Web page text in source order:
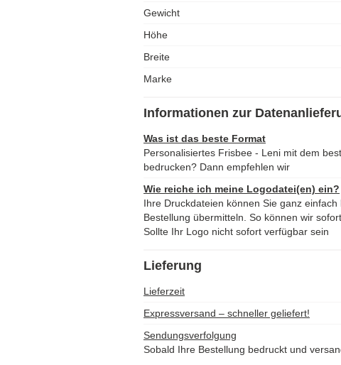
Gewicht
Höhe
Breite
Marke
Informationen zur
Was ist das beste Format
Personalisiertes Frisbee - Leni mit dem
bedrucken? Dann empfehlen wir
Wie reiche ich meine Logodatei(en) ein?
Ihre Druckdateien können Sie ganz
Bestellung übermitteln. So können wir
Sollte Ihr Logo nicht sofort verfügbar sein
Lieferung
Lieferzeit
Expressversand – schneller geliefert!
Sendungsverfolgung
Sobald Ihre Bestellung bedruckt und